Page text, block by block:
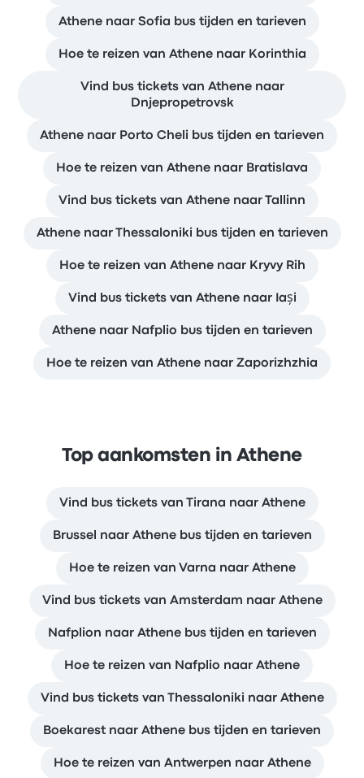
Athene naar Sofia bus tijden en tarieven
Hoe te reizen van Athene naar Korinthia
Vind bus tickets van Athene naar
Dnjepropetrovsk
Athene naar Porto Cheli bus tijden en tarieven
Hoe te reizen van Athene naar Bratislava
Vind bus tickets van Athene naar Tallinn
Athene naar Thessaloniki bus tijden en tarieven
Hoe te reizen van Athene naar Kryvy Rih
Vind bus tickets van Athene naar Iași
Athene naar Nafplio bus tijden en tarieven
Hoe te reizen van Athene naar Zaporizhzhia
Top aankomsten in Athene
Vind bus tickets van Tirana naar Athene
Brussel naar Athene bus tijden en tarieven
Hoe te reizen van Varna naar Athene
Vind bus tickets van Amsterdam naar Athene
Nafplion naar Athene bus tijden en tarieven
Hoe te reizen van Nafplio naar Athene
Vind bus tickets van Thessaloniki naar Athene
Boekarest naar Athene bus tijden en tarieven
Hoe te reizen van Antwerpen naar Athene